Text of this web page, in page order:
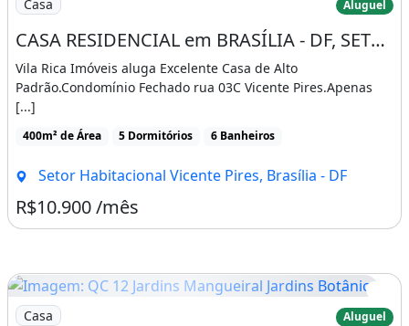
Casa Aluguel
CASA RESIDENCIAL em BRASÍLIA - DF, SETOR HABITACIONAL VICENTE PIRES
Vila Rica Imóveis aluga Excelente Casa de Alto
Padrão.Condomínio Fechado rua 03C Vicente Pires.Apenas
[...]
400m² de Área 5 Dormitórios 6 Banheiros
Setor Habitacional Vicente Pires, Brasília - DF
R$10.900 /mês
Imagem: QC 12 Jardins Mangueiral Jardins Botânico
Casa Aluguel